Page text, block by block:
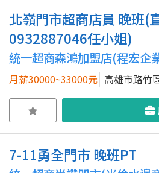
北嶺門市超商店員 晚班(
0932887046任小姐)
統一超商森鴻加盟店(程宏企
月薪30000~33000元 高雄市路竹
7-11勇全門市 晚班PT